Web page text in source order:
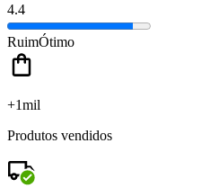
4.4
RuimÓtimo
+1mil
Produtos vendidos